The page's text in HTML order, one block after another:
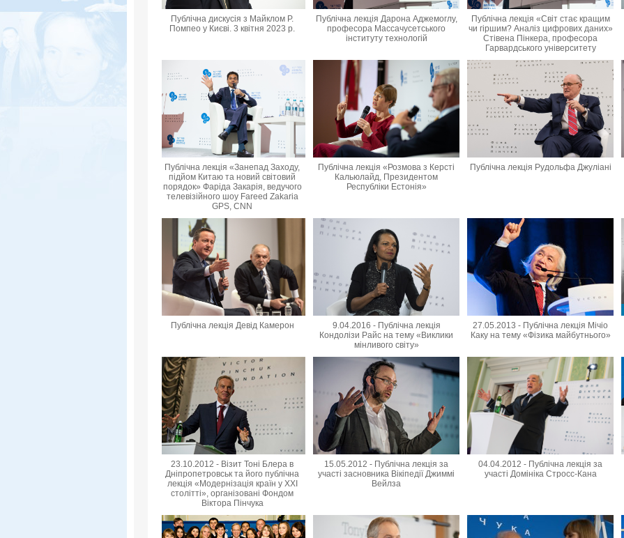
Публічна дискусія з Майклом Р.
Помпео у Києві. 3 квітня 2023 р.
Публічна лекція Дарона Аджемоглу,
професора Массачусетського
інституту технологій
Публічна лекція «Світ стає кращим
чи гіршим? Аналіз цифрових даних»
Стівена Пінкера, професора
Гарвардського університету
Публічна лекція «Занепад Заходу,
підйом Китаю та новий світовий
порядок» Фаріда Закарія, ведучого
телевізійного шоу Fareed Zakaria
GPS, CNN
Публічна лекція «Розмова з Керсті
Кальюлайд, Президентом
Республіки Естонія»
Публічна лекція Рудольфа Джуліані
Публічна лекція Девід Камерон
9.04.2016 - Публічна лекція
Кондолізи Райс на тему «Виклики
мінливого світу»
27.05.2013 - Публічна лекція Мічіо
Каку на тему «Фізика майбутнього»
23.10.2012 - Візит Тоні Блера в
Дніпропетровськ та його публічна
лекція «Модернізація країн у XXI
столітті», організовані Фондом
Віктора Пінчука
15.05.2012 - Публічна лекція за
участі засновника Вікіпедії Джиммі
Вейлза
04.04.2012 - Публічна лекція за
участі Домініка Стросс-Кана